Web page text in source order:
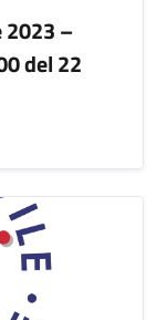
2023 –
del 22